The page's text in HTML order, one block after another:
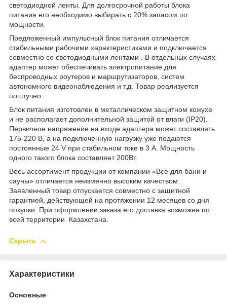
светодиодной ленты. Для долгосрочной работы блока
питания его необходимо выбирать с 20% запасом по
мощности.
Предложенный импульсный блок питания отличается
стабильными рабочими характеристиками и подключается
совместно со светодиодными лентами . В отдельных случаях
адаптер может обеспечивать электропитание для
беспроводных роутеров и маршрутизаторов, систем
автономного видеонаблюдения и т.д. Товар реализуется
поштучно.
Блок питания изготовлен в металлическом защитном кожухе
и не располагает дополнительной защитой от влаги (IP20).
Первичное напряжение на входе адаптера может составлять
175-220 В, а на подключенную нагрузку уже подаются
постоянные 24 V при стабильном токе в 3 А. Мощность
одного такого блока составляет 200Вт.
Весь ассортимент продукции от компании «Все для бани и
сауны» отличается неизменно высоким качеством.
Заявленный товар отпускается совместно с защитной
гарантией, действующей на протяжении 12 месяцев со дня
покупки. При оформлении заказа его доставка возможна по
всей территории Казахстана.
Скрыть
Характеристики
Основные